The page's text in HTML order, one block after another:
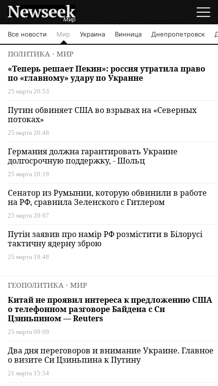
Мир
Все новости Мир Украина Винница Днепропетровск
ПОЛИТИКА ⋅ МИР
«Теперь решает Пекин»: россия утратила право
по «главному» удару по Украине
25 марта 20:53
Путин обвиняет США во взрывах на «Северных
потоках»
25 марта 20:48
Германия должна гарантировать Украине
долгосрочную поддержку, - Шольц
25 марта 20:19
Сенатор из Румынии, которую обвинили в работе
на РФ, сравнила Зеленского с Гитлером
25 марта 20:07
Путін заявив про намір РФ розмістити в Білорусі
тактичну ядерну зброю
25 марта 19:48
ГЕОПОЛИТИКА ⋅ МИР
Китай не проявил интереса к предложению США
о телефонном разговоре Байдена с Си
Цзиньпином — Reuters
25 марта 09:09
Два дня переговоров и внимание Украине. Главное
о визите Си Цзиньпина к Путину
21 марта 15:54